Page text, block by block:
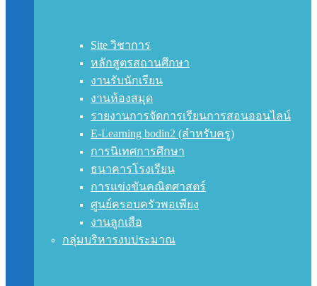
Site วิชาการ
หลักสูตรสถานศึกษา
งานรับนักเรียน
งานห้องสมุด
รายงานการจัดการเรียนการสอนออนไลน์
E-Learning bodin2 (สำหรับครู)
การนิเทศการศึกษา
ธนาคารโรงเรียน
การแข่งขันคณิตศาสตร์
ศูนย์ครอบครัวพอเพียง
งานลูกเสือ
กลุ่มบริหารงบประมาณ